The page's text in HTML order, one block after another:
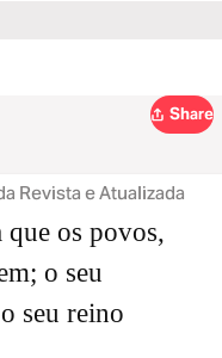
Share
Revista e Atualizada
os povos,
o seu
seu reino